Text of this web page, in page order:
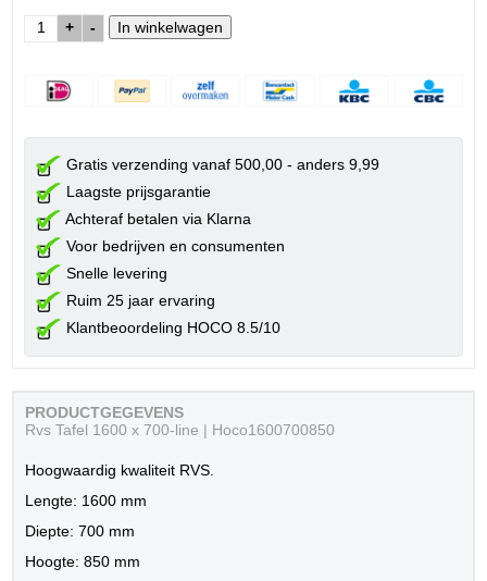
+ -
Gratis verzending vanaf 500,00 - anders 9,99
Laagste prijsgarantie
Achteraf betalen via Klarna
Voor bedrijven en consumenten
Snelle levering
Ruim 25 jaar ervaring
Klantbeoordeling HOCO 8.5/10
PRODUCTGEGEVENS
Rvs Tafel 1600 x 700-line | Hoco1600700850
Hoogwaardig kwaliteit RVS.
Lengte: 1600 mm
Diepte: 700 mm
Hoogte: 850 mm